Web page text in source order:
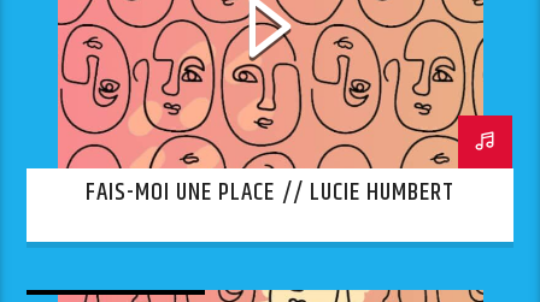
FAIS-MOI UNE PLACE // LUCIE HUMBERT